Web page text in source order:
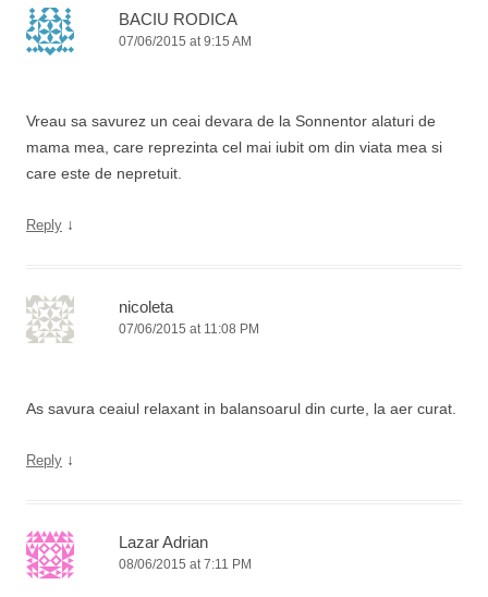
BACIU RODICA
07/06/2015 at 9:15 AM
Vreau sa savurez un ceai devara de la Sonnentor alaturi de
mama mea, care reprezinta cel mai iubit om din viata mea si
care este de nepretuit.
Reply ↓
nicoleta
07/06/2015 at 11:08 PM
As savura ceaiul relaxant in balansoarul din curte, la aer curat.
Reply ↓
Lazar Adrian
08/06/2015 at 7:11 PM